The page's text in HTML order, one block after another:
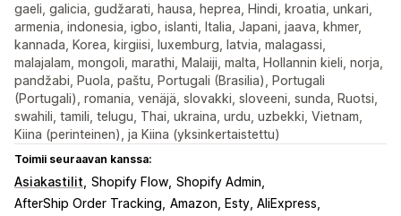
gaeli, galicia, gudžarati, hausa, heprea, Hindi, kroatia, unkari,
armenia, indonesia, igbo, islanti, Italia, Japani, jaava, khmer,
kannada, Korea, kirgiisi, luxemburg, latvia, malagassi,
malajalam, mongoli, marathi, Malaiji, malta, Hollannin kieli, norja,
pandžabi, Puola, paštu, Portugali (Brasilia), Portugali
(Portugali), romania, venäjä, slovakki, sloveeni, sunda, Ruotsi,
swahili, tamili, telugu, Thai, ukraina, urdu, uzbekki, Vietnam,
Kiina (perinteinen), ja Kiina (yksinkertaistettu)
Toimii seuraavan kanssa:
Asiakastilit Shopify Flow Shopify Admin
AfterShip Order Tracking Amazon, Esty, AliExpress